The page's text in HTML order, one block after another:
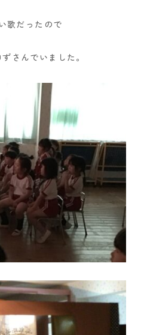
歌だったので
さんでいました。